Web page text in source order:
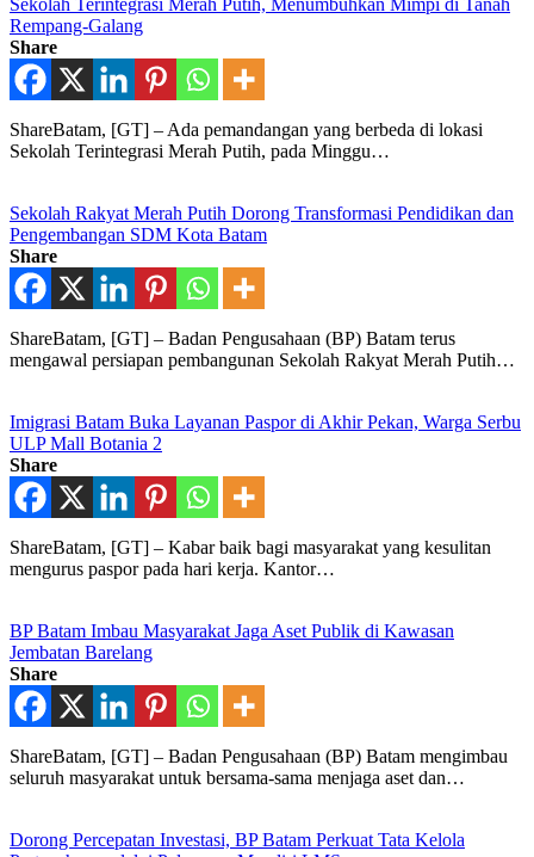
Sekolah Terintegrasi Merah Putih, Menumbuhkan Mimpi di Tanah
Rempang-Galang
Share
ShareBatam, [GT] – Ada pemandangan yang berbeda di lokasi
Sekolah Terintegrasi Merah Putih, pada Minggu…
Sekolah Rakyat Merah Putih Dorong Transformasi Pendidikan dan
Pengembangan SDM Kota Batam
Share
ShareBatam, [GT] – Badan Pengusahaan (BP) Batam terus
mengawal persiapan pembangunan Sekolah Rakyat Merah Putih…
Imigrasi Batam Buka Layanan Paspor di Akhir Pekan, Warga Serbu
ULP Mall Botania 2
Share
ShareBatam, [GT] – Kabar baik bagi masyarakat yang kesulitan
mengurus paspor pada hari kerja. Kantor…
BP Batam Imbau Masyarakat Jaga Aset Publik di Kawasan
Jembatan Barelang
Share
ShareBatam, [GT] – Badan Pengusahaan (BP) Batam mengimbau
seluruh masyarakat untuk bersama-sama menjaga aset dan…
Dorong Percepatan Investasi, BP Batam Perkuat Tata Kelola